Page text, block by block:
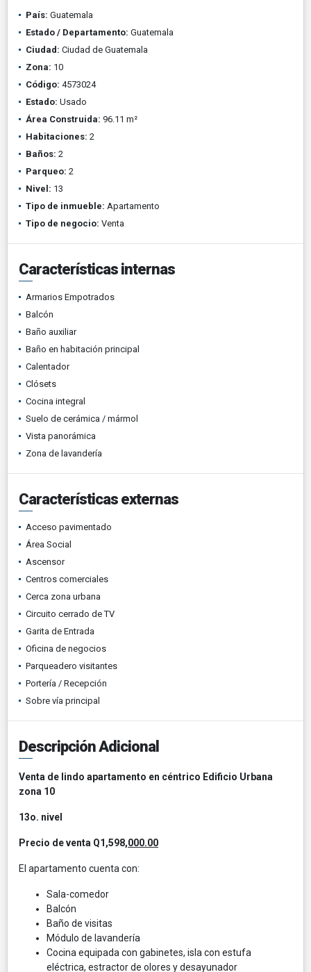
País: Guatemala
Estado / Departamento: Guatemala
Ciudad: Ciudad de Guatemala
Zona: 10
Código: 4573024
Estado: Usado
Área Construida: 96.11 m²
Habitaciones: 2
Baños: 2
Parqueo: 2
Nivel: 13
Tipo de inmueble: Apartamento
Tipo de negocio: Venta
Características internas
Armarios Empotrados
Balcón
Baño auxiliar
Baño en habitación principal
Calentador
Clósets
Cocina integral
Suelo de cerámica / mármol
Vista panorámica
Zona de lavandería
Características externas
Acceso pavimentado
Área Social
Ascensor
Centros comerciales
Cerca zona urbana
Circuito cerrado de TV
Garita de Entrada
Oficina de negocios
Parqueadero visitantes
Portería / Recepción
Sobre vía principal
Descripción Adicional
Venta de lindo apartamento en céntrico Edificio Urbana
zona 10
13o. nivel
Precio de venta Q1,598,000.00
El apartamento cuenta con:
Sala-comedor
Balcón
Baño de visitas
Módulo de lavandería
Cocina equipada con gabinetes, isla con estufa
eléctrica, estractor de olores y desayunador